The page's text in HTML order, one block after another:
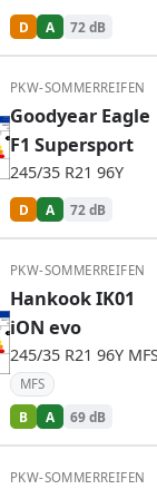
D A 72 dB
612672
548903
C1
A
PKW-SOMMERREIFEN
Goodyear Eagle
F1 Supersport
245/35 R21 96Y
D A 72 dB
1031377
C1
A
PKW-SOMMERREIFEN
Hankook IK01
iON evo
245/35 R21 96Y
MFS
B A 69 dB
PKW-SOMMERREIFEN